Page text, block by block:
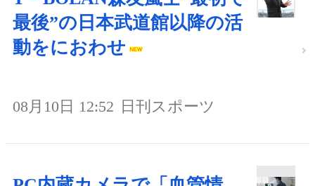
最後”の日本武道館以降の活
動をにおわせ
08月10日 12:52 日刊スポーツ